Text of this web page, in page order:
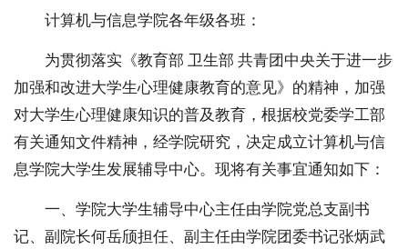
计算机与信息学院各年级各班：
为贯彻落实《教育部 卫生部 共青团中央关于进一步
加强和改进大学生心理健康教育的意见》的精神，加强
对大学生心理健康知识的普及教育，根据校党委学工部
有关通知文件精神，经学院研究，决定成立计算机与信
息学院大学生发展辅导中心。现将有关事宜通知如下：
一、学院大学生辅导中心主任由学院党总支副书
记、副院长何岳颀担任、副主任由学院团委书记张炳武